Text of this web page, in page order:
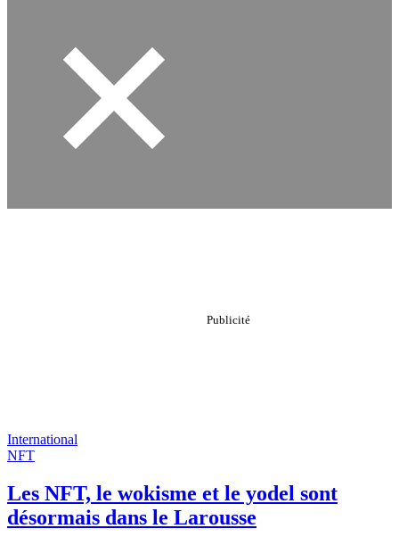
International
NFT
Les NFT, le wokisme et le yodel sont
désormais dans le Larousse